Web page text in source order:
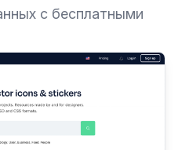
с бесплатными